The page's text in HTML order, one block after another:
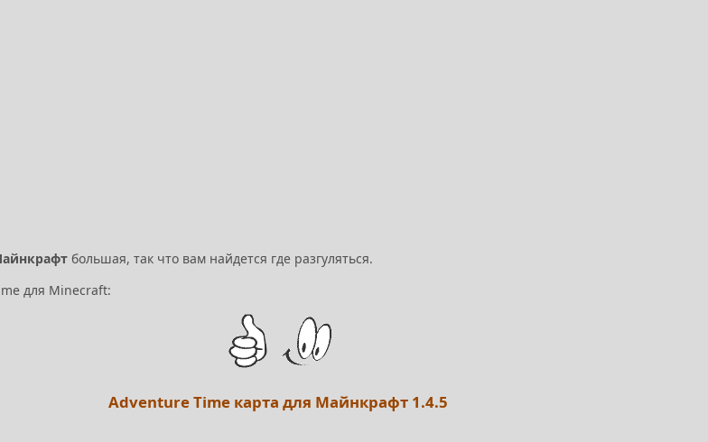
большая, так что вам найдется где разгуляться.
для Minecraft:
Adventure Time карта для Майнкрафт 1.4.5